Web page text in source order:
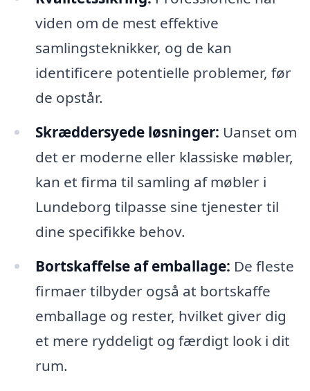
viden om de mest effektive
samlingsteknikker, og de kan
identificere potentielle problemer, før
de opstår.
Skræddersyede løsninger: Uanset om
det er moderne eller klassiske møbler,
kan et firma til samling af møbler i
Lundeborg tilpasse sine tjenester til
dine specifikke behov.
Bortskaffelse af emballage: De fleste
firmaer tilbyder også at bortskaffe
emballage og rester, hvilket giver dig
et mere ryddeligt og færdigt look i dit
rum.